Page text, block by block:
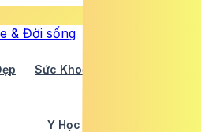
& Đời sống
Sức Khoẻ TV
Y Học Cổ Truyền